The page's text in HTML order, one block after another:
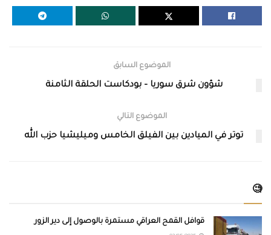
الموضوع السابق
شؤون شرق سوريا – بودكاست الحلقة الثامنة
الموضوع التالي
توتر في الميادين بين الفيلق الخامس وميليشيا حزب الله
🧐
قوافل القمح العراقي مستمرة بالوصول إلى دير الزور